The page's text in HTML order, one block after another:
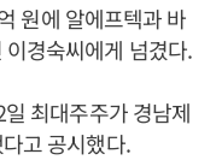
원에 알에프텍과 바
경숙씨에게 넘겼다.
최대주주가 경남제
고 공시했다.